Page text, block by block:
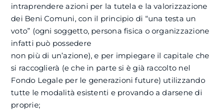
intraprendere azioni per la tutela e la valorizzazione
dei Beni Comuni, con il principio di “una testa un
voto” (ogni soggetto, persona fisica o organizzazione
infatti può possedere
non più di un’azione), e per impiegare il capitale che
si raccoglierà (e che in parte si è già raccolto nel
Fondo Legale per le generazioni future) utilizzando
tutte le modalità esistenti e provando a darsene di
proprie;